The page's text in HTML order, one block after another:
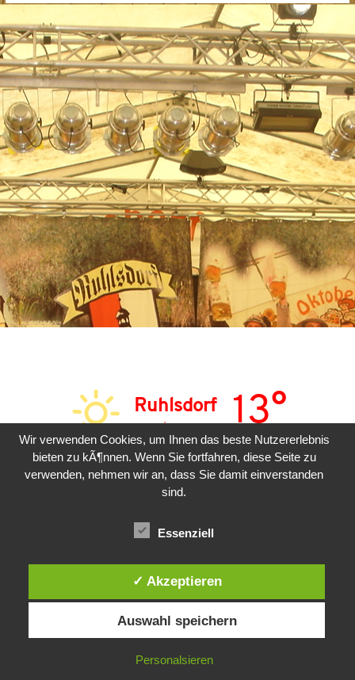
Ruhlsdorf
sonnig 13°
SAM SON MON
Copyright © 2026 | Präsentiert vonAstra-WordPress-Theme
Wir verwenden Cookies, um Ihnen das beste Nutzererlebnis
bieten zu kÃ¶nnen. Wenn Sie fortfahren, diese Seite zu
verwenden, nehmen wir an, dass Sie damit einverstanden
sind.
Essenziell
✓ Akzeptieren
Auswahl speichern
Personalsieren